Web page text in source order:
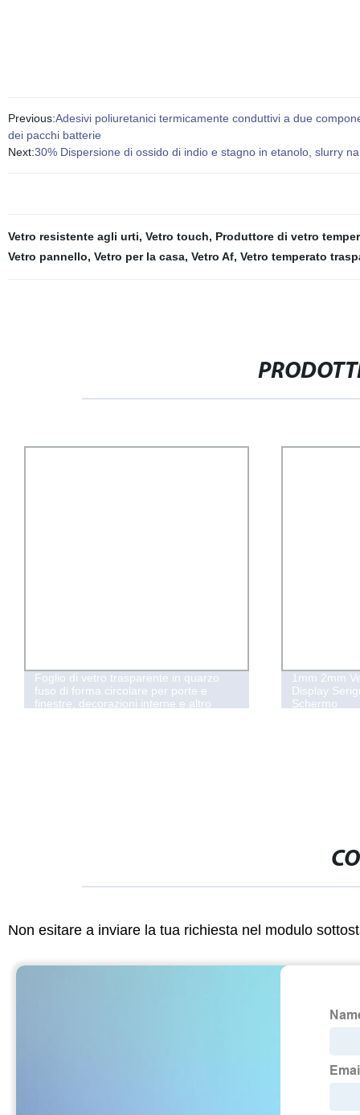
Previous:Adesivi poliuretanici termicamente conduttivi a due
dei pacchi batterie
Next:30% Dispersione di ossido di indio e stagno in etanolo, slurry
Vetro resistente agli urti, Vetro touch, Produttore di vetro
Vetro pannello, Vetro per la casa, Vetro Af, Vetro temperato
Foglio di vetro trasparente in quarzo
fuso di forma circolare per porte e
finestre, decorazioni interne e altro
1mm 2mm
Display
Schermo
Non esitare a inviare la tua richiesta nel modulo